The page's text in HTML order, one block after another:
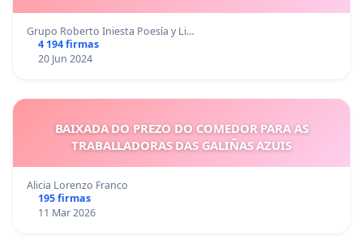
Grupo Roberto Iniesta Poesía y Li…
4 194 firmas
20 Jun 2024
BAIXADA DO PREZO DO COMEDOR PARA AS
TRABALLADORAS DAS GALIÑAS AZUIS
Alicia Lorenzo Franco
195 firmas
11 Mar 2026